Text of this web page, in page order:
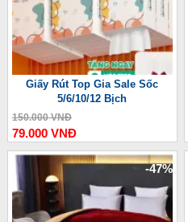
Giấy Rút Top Gia Sale Sốc
5/6/10/12 Bịch
150.000 VNĐ
79.000 VNĐ
-47%